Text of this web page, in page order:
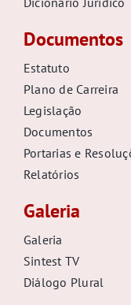
Documentos
Estatuto
Plano de Carreira
Legislação
Documentos
Portarias e
Relatórios
Galeria
Galeria
Sintest TV
Diálogo Plural